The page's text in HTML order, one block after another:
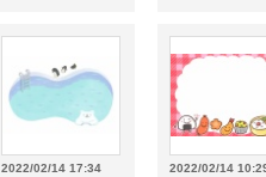
2022/02/14 17:34 2022/02/14